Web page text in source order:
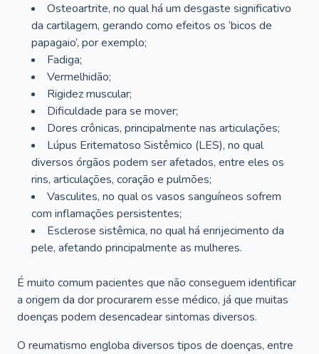
Osteoartrite, no qual há um desgaste significativo
da cartilagem, gerando como efeitos os ‘bicos de
papagaio’, por exemplo;
Fadiga;
Vermelhidão;
Rigidez muscular;
Dificuldade para se mover;
Dores crônicas, principalmente nas articulações;
Lúpus Eritematoso Sistêmico (LES), no qual
diversos órgãos podem ser afetados, entre eles os
rins, articulações, coração e pulmões;
Vasculites, no qual os vasos sanguíneos sofrem
com inflamações persistentes;
Esclerose sistêmica, no qual há enrijecimento da
pele, afetando principalmente as mulheres.
É muito comum pacientes que não conseguem identificar
a origem da dor procurarem esse médico, já que muitas
doenças podem desencadear sintomas diversos.
O reumatismo engloba diversos tipos de doenças, entre